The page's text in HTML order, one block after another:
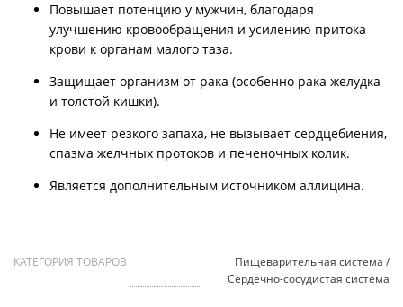
Повышает потенцию у мужчин, благодаря
улучшению кровообращения и усилению притока
крови к органам малого таза.
Защищает организм от рака (особенно рака желудка
и толстой кишки).
Не имеет резкого запаха, не вызывает сердцебиения,
спазма желчных протоков и печеночных колик.
Является дополнительным источником аллицина.
КАТЕГОРИЯ ТОВАРОВ
Пищеварительная система /
Сердечно-сосудистая система